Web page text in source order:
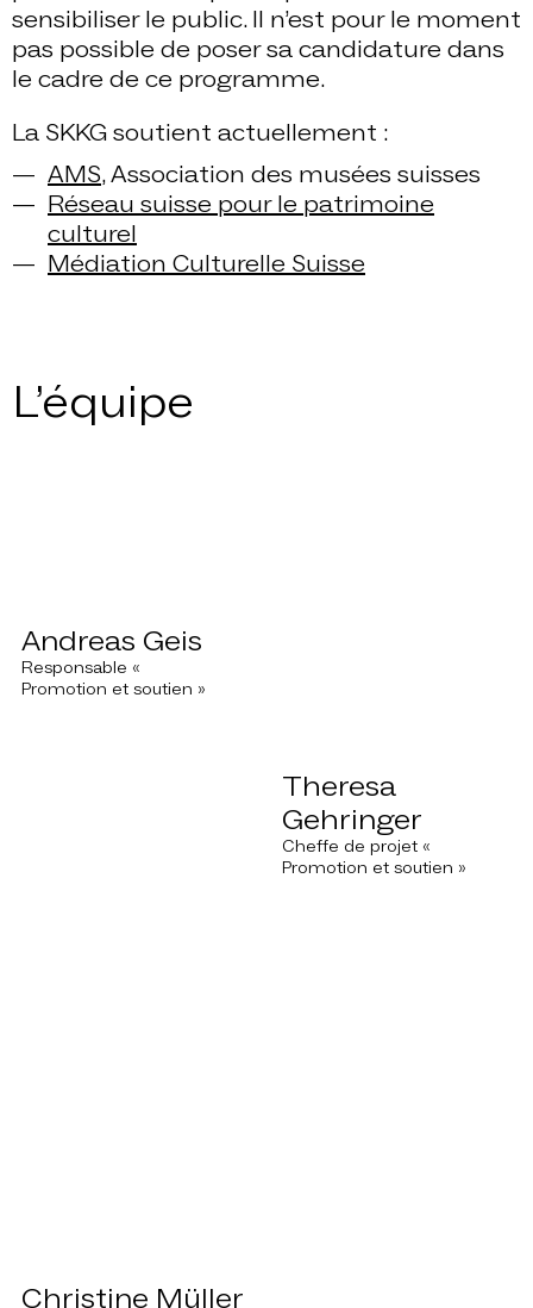
sensibiliser le public. Il n’est pour le moment
pas possible de poser sa candidature dans
le cadre de ce programme.
La SKKG soutient actuellement :
AMS, Association des musées suisses
Réseau suisse pour le patrimoine
culturel
Médiation Culturelle Suisse
L’équipe
Andreas Geis
Responsable «
Promotion et soutien »
Theresa
Gehringer
Cheffe de projet «
Promotion et soutien »
Christine Müller